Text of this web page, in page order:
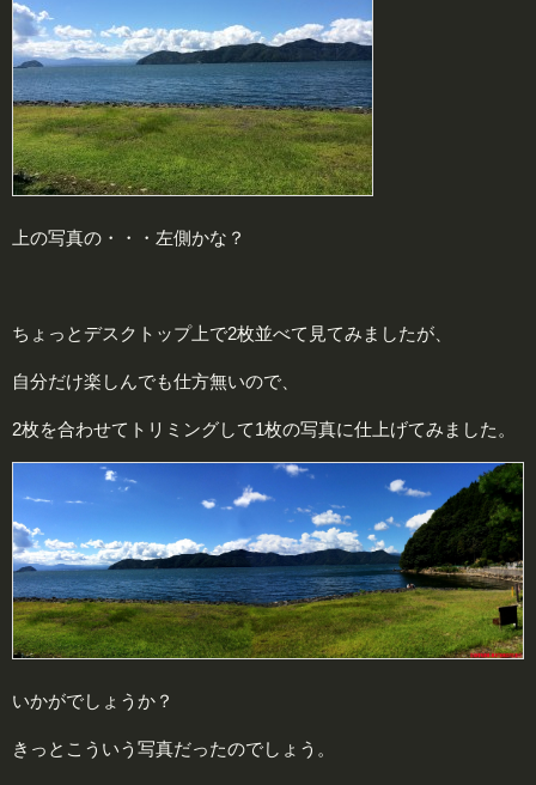
上の写真の・・・左側かな？
ちょっとデスクトップ上で2枚並べて見てみましたが、
自分だけ楽しんでも仕方無いので、
2枚を合わせてトリミングして1枚の写真に仕上げてみました。
いかがでしょうか？
きっとこういう写真だったのでしょう。